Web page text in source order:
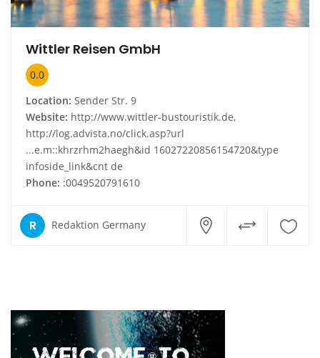
Wittler Reisen GmbH
0.0
Location: Sender Str. 9
Website: http://www.wittler-bustouristik.de,
http://log.advista.no/click.asp?url
...e.m::khrzrhm2haegh&id 16027220856154720&type
infoside_link&cnt de
Phone: :0049520791610
R Redaktion Germany